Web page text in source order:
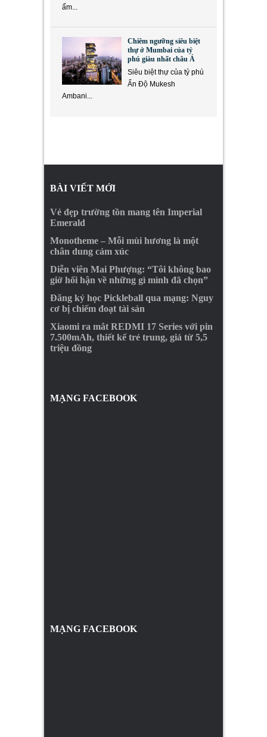
ẩm...
Chiêm ngưỡng siêu biệt
thự ở Mumbai của tỷ
phú giàu nhất châu Á
Siêu biệt thự của tỷ phú
Ấn Độ Mukesh
Ambani...
BÀI VIẾT MỚI
Vẻ đẹp trường tồn mang tên Imperial
Emerald
Monotheme – Mỗi mùi hương là một
chân dung cảm xúc
Diễn viên Mai Phượng: “Tôi không bao
giờ hối hận về những gì mình đã chọn”
Đăng ký học Pickleball qua mạng: Nguy
cơ bị chiếm đoạt tài sản
Xiaomi ra mắt REDMI 17 Series với pin
7.500mAh, thiết kế trẻ trung, giá từ 5,5
triệu đồng
MẠNG FACEBOOK
MẠNG FACEBOOK